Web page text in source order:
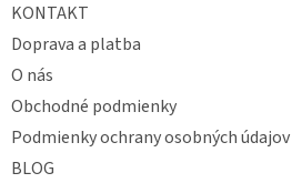
KONTAKT
Doprava a platba
O nás
Obchodné podmienky
Podmienky ochrany osobných údajov
BLOG